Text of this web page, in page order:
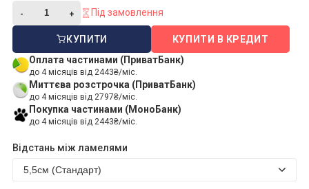
Під замовлення
КУПИТИ
Оплата частинами (ПриватБанк)
до 4 місяців від 2443₴/міс.
Миттєва розстрочка (ПриватБанк)
до 4 місяців від 2797₴/міс.
Покупка частинами (МоноБанк)
до 4 місяців від 2443₴/міс.
КУПИТИ В КРЕДИТ
Відстань між ламелями